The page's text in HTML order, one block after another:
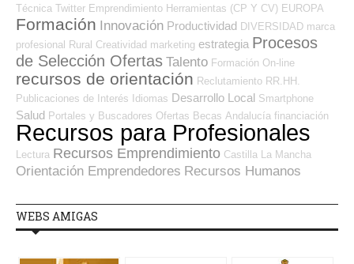
Técnica Twitter Emprendimiento Herramientas (CP Y CV) EUROPA
Formación Innovación Productividad DIVERSIDAD marca
profesional
Rural Creatividad marketing estrategia Procesos
de Selección Ofertas Talento Formación On-line
recursos de orientación Reclutamiento RR.HH.
Publicaciones de Interés
Idiomas Desarrollo Local Smartphone
Salud Portales y Buscadores Ofertas Becas Andalucía financiación
Recursos para Profesionales
Lectura Recursos Emprendimiento Castilla La Mancha
Orientación Emprendedores Recursos Humanos
WEBS AMIGAS